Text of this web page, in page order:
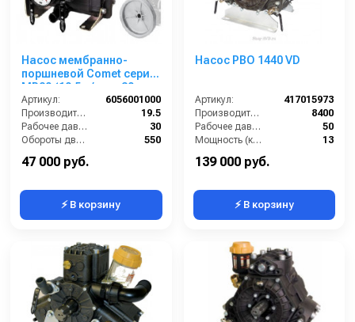
Насос мембранно-
поршневой Comet серия
МР20 (19,5 л/мин; 30
бар) с шкивом d=247
Артикул:
6056001000
Производительность (л/мин):
19.5
Рабочее давление (бар):
30
Обороты двигателя (об/мин):
550
47 000 руб.
⚡ В корзину
Насос PBO 1440 VD
Артикул:
417015973
Производительность (л/ч):
8400
Рабочее давление (бар):
50
Мощность (кВт):
13
139 000 руб.
⚡ В корзину